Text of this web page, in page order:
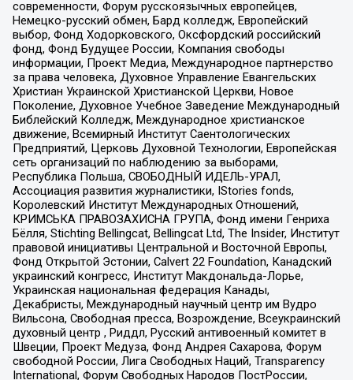
современности, Форум русскоязычных европейцев,
Немецко-русский обмен, Бард колледж, Европейский
выбор, Фонд Ходорковского, Оксфордский российский
фонд, Фонд Будущее России, Компания свободы
информации, Проект Медиа, Международное партнерство
за права человека, Духовное Управление Евангельских
Христиан Украинской Христианской Церкви, Новое
Поколение, Духовное Учебное Заведение Международный
Библейский Колледж, Международное христианское
движение, Всемирный Институт Саентологических
Предприятий, Церковь Духовной Технологии, Европейская
сеть организаций по наблюдению за выборами,
Республика Польша, СВОБОДНЫЙ ИДЕЛЬ-УРАЛ,
Ассоциация развития журналистики, IStories fonds,
Королевский Институт Международных Отношений,
КРИМСЬКА ПРАВОЗАХИСНА ГРУПА, Фонд имени Генриха
Бёлля, Stichting Bellingcat, Bellingcat Ltd, The Insider, Институт
правовой инициативы Центральной и Восточной Европы,
Фонд Открытой Эстонии, Calvert 22 Foundation, Канадский
украинский конгресс, Институт Макдональда-Лорье,
Украинская национальная федерация Канады,
Декабристы, Международный научный центр им Вудро
Вильсона, Свободная пресса, Возрождение, Всеукраинский
духовный центр , Риддл, Русский антивоенный комитет в
Швеции, Проект Медуза, Фонд Андрея Сахарова, Форум
свободной России, Лига Свободных Наций, Transparеncy
International, Форум Свободных Народов ПостРоссии,